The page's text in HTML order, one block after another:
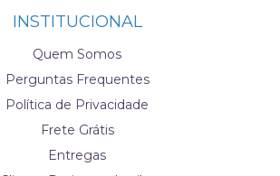
INSTITUCIONAL
Quem Somos
Perguntas Frequentes
Política de Privacidade
Frete Grátis
Entregas